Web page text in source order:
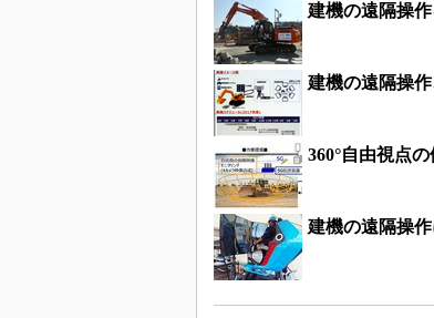
建機の遠隔操
建機の遠隔操
360°自由視点
建機の遠隔操